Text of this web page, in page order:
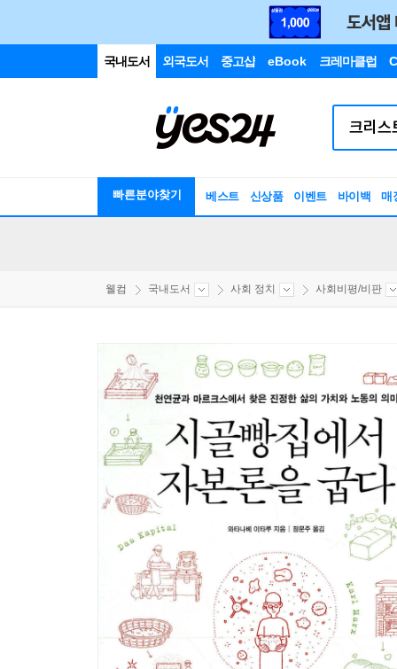
국내도서 외국도서 중고샵 eBook 크레마클럽
빠른분야찾기 베스트 신상품 이벤트 바이백 매
웰컴 국내도서 사회 정치 사회비평/비판